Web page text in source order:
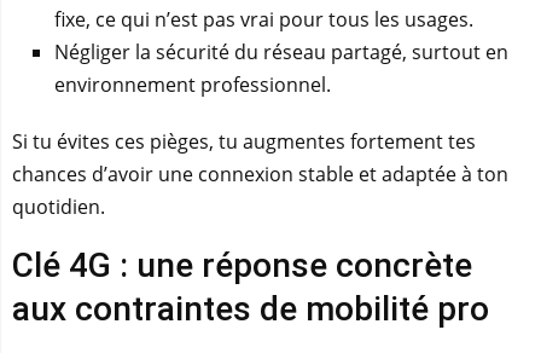
fixe, ce qui n’est pas vrai pour tous les usages.
Négliger la sécurité du réseau partagé, surtout en
environnement professionnel.
Si tu évites ces pièges, tu augmentes fortement tes
chances d’avoir une connexion stable et adaptée à ton
quotidien.
Clé 4G : une réponse concrète
aux contraintes de mobilité pro